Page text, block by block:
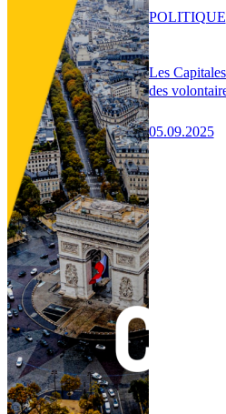
Les
des
05.09.2025
POLITIQUE